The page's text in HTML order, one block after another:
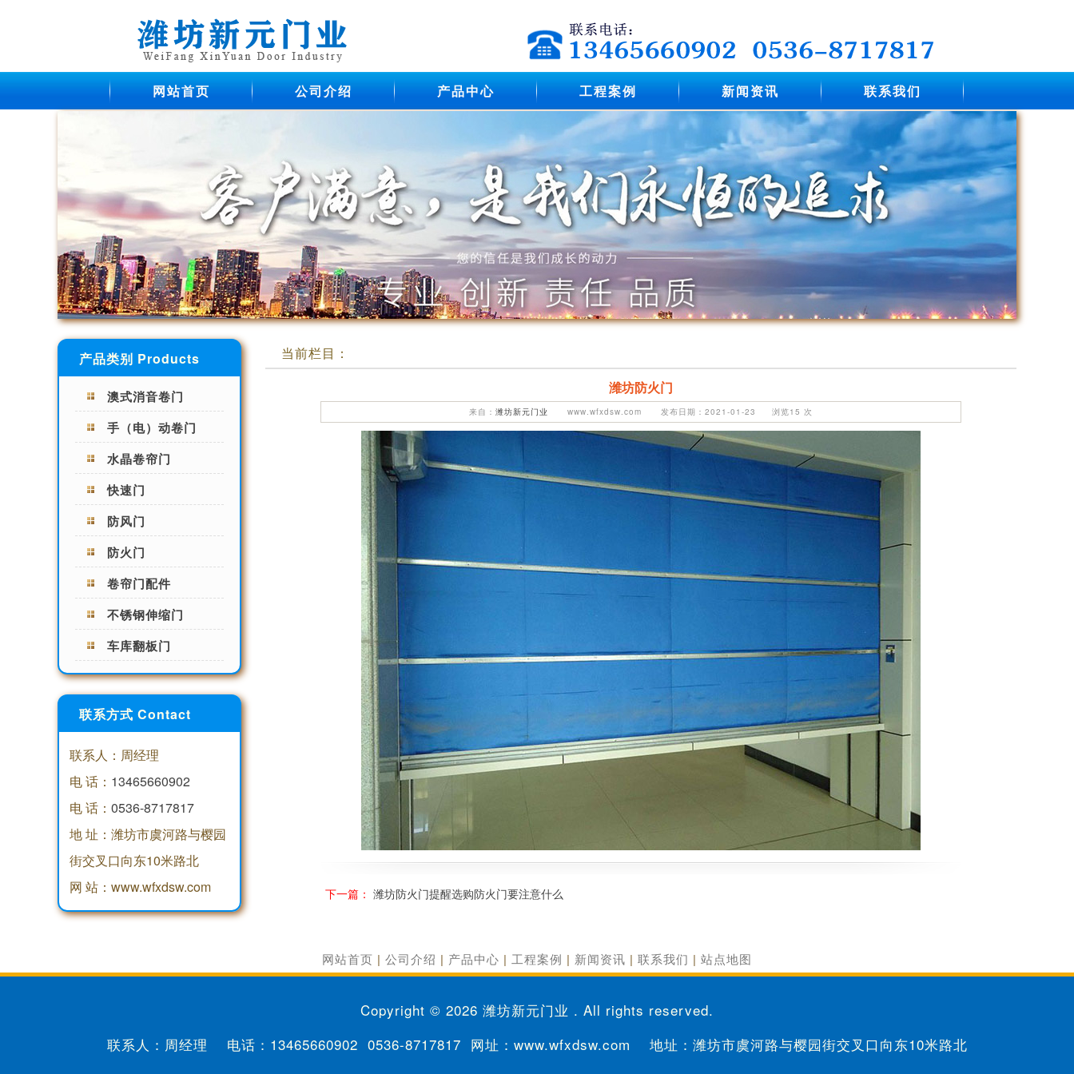
网站首页 公司介绍 产品中心 工程案例 新闻资讯 联系我们
产品类别 Products
澳式消音卷门
手（电）动卷门
水晶卷帘门
快速门
防风门
防火门
卷帘门配件
不锈钢伸缩门
车库翻板门
联系方式 Contact
联系人：周经理
电 话： 13465660902
电 话： 0536-8717817
地 址：潍坊市虞河路与樱园
街交叉口向东10米路北
网 站：www.wfxdsw.com
当前栏目：
潍坊防火门
来自： 潍坊新元门业 www.wfxdsw.com 发布日期：2021-01-23 浏览15 次
下一篇： 潍坊防火门提醒选购防火门要注意什么
网站首页 | 公司介绍 | 产品中心 | 工程案例 | 新闻资讯 | 联系我们 | 站点地图
Copyright © 2026 潍坊新元门业 . All rights reserved.
联系人：周经理 电话： 13465660902 0536-8717817 网址：www.wfxdsw.com 地址：潍坊市虞河路与樱园街交叉口向东10米路北